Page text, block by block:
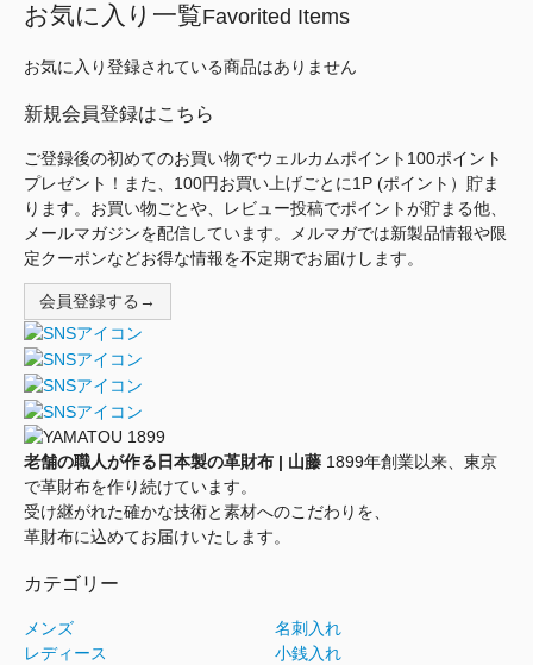
お気に入り一覧Favorited Items
お気に入り登録されている商品はありません
新規会員登録はこちら
ご登録後の初めてのお買い物でウェルカムポイント100ポイント
プレゼント！また、100円お買い上げごとに1P (ポイント）貯ま
ります。お買い物ごとや、レビュー投稿でポイントが貯まる他、
メールマガジンを配信しています。メルマガでは新製品情報や限
定クーポンなどお得な情報を不定期でお届けします。
会員登録する→
老舗の職人が作る日本製の革財布 | 山藤 1899年創業以来、東京
で革財布を作り続けています。
受け継がれた確かな技術と素材へのこだわりを、
革財布に込めてお届けいたします。
カテゴリー
メンズ
レディース
名刺入れ
小銭入れ